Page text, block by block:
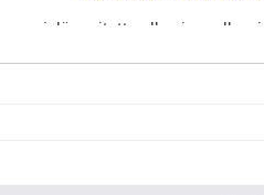
lämmitetty ulkouima-allas,
on erottuva piirre, ja hotelli
edistää levollisen loman.
ja elävä pianomusiikki, jotka